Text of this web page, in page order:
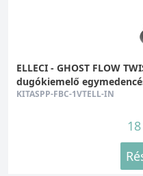
ELLECI - GHOST FLOW
dugókiemelő
KITASPP-FBC-1VTELL-IN